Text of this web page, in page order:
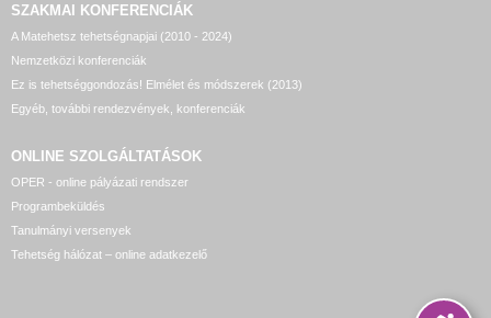
SZAKMAI KONFERENCIÁK
A Matehetsz tehetségnapjai (2010 - 2024)
Nemzetközi konferenciák
Ez is tehetséggondozás! Elmélet és módszerek (2013)
Egyéb, további rendezvények, konferenciák
ONLINE SZOLGÁLTATÁSOK
OPER - online pályázati rendszer
Programbeküldés
Tanulmányi versenyek
Tehetség hálózat – online adatkezelő